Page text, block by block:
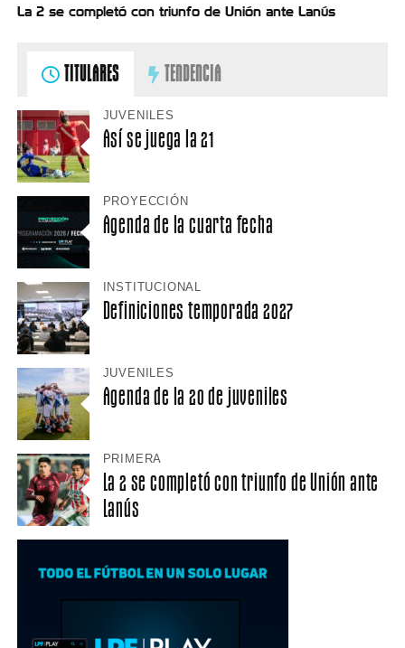
La 2 se completó con triunfo de Unión ante Lanús
TITULARES TENDENCIA
JUVENILES
Así se juega la 21
PROYECCIÓN
Agenda de la cuarta fecha
INSTITUCIONAL
Definiciones temporada 2027
JUVENILES
Agenda de la 20 de juveniles
PRIMERA
La 2 se completó con triunfo de Unión ante
Lanús